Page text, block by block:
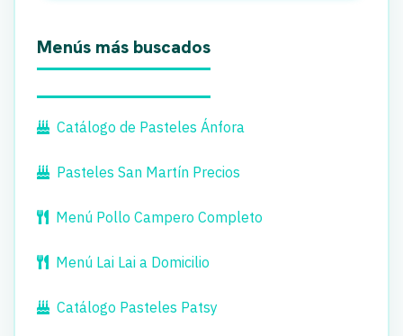
Menús más buscados
Catálogo de Pasteles Ánfora
Pasteles San Martín Precios
Menú Pollo Campero Completo
Menú Lai Lai a Domicilio
Catálogo Pasteles Patsy